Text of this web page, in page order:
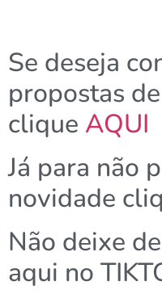
Se deseja
propostas
clique AQUI
Já para não
novidade
Não deixe
aqui no